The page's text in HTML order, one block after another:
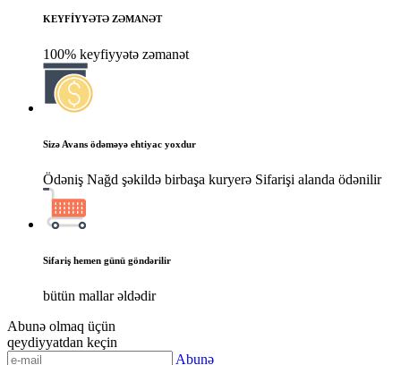
KEYFİYYƏTƏ ZƏMANƏT
100% keyfiyyətə zəmanət
Sizə Avans ödəməyə ehtiyac yoxdur
Ödəniş Nağd şəkildə birbaşa kuryerə Sifarişi alanda ödənilir
Sifariş hemen günü göndərilir
bütün mallar əldədir
Abunə olmaq üçün
qeydiyyatdan keçin
Abunə